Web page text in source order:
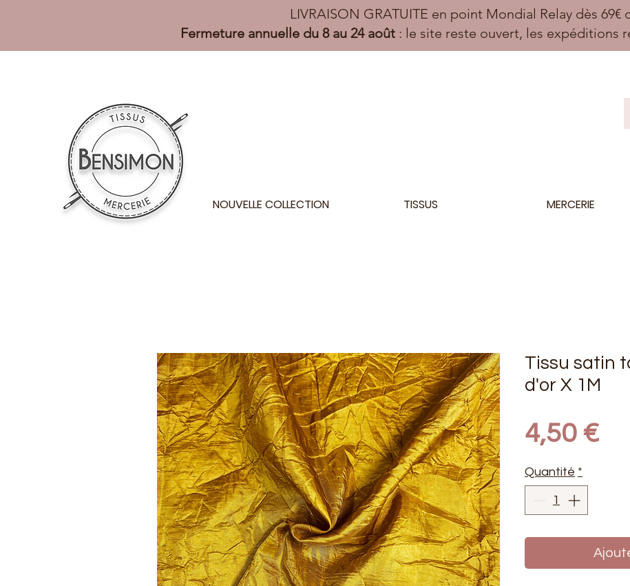
LIVRAISON GRATUITE en point Mondial Relay dès 69€
Fermeture annuelle du 8 au 24 août: le site reste ouvert, les expéditions
NOUVELLE COLLECTION TISSUS MERCERIE
Tissu satin
d'or X 1M
4,50 €
Quantité *